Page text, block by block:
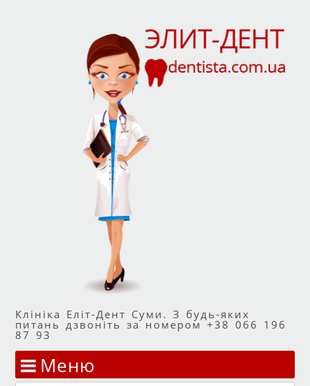
Клініка Еліт-Дент Суми. З будь-яких
питань дзвоніть за номером +38 066 196
87 93
Меню